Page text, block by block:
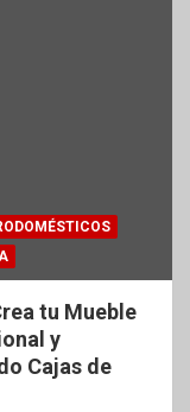
tu Mueble
y
Cajas de